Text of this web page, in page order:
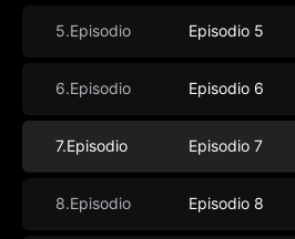
5.Episodio Episodio 5
6.Episodio Episodio 6
7.Episodio Episodio 7
8.Episodio Episodio 8